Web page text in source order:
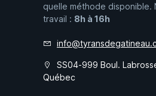
quelle méthode disponible.
travail : 8h à 16h
SS04-999 Boul.
Québec